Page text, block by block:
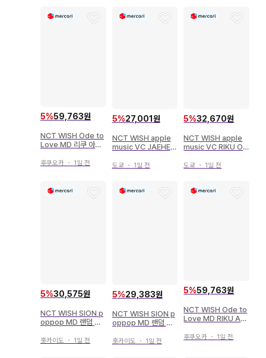
5%59,763원
NCT WISH Ode to
Love MD 리쿠 아크
후쿠오카 ・ 1일 전
5%27,001원
NCT WISH apple
music VC JAEHEE
도쿄 ・ 1일 전
5%32,670원
NCT WISH apple
music VC RIKU Od
도쿄 ・ 1일 전
5%30,575원
NCT WISH SION p
oppop MD 랜덤 트
홋카이도 ・ 1일 전
5%29,383원
NCT WISH SION p
oppop MD 랜덤 트
홋카이도 ・ 1일 전
5%59,763원
NCT WISH Ode to
Love MD RIKU AC
후쿠오카 ・ 1일 전